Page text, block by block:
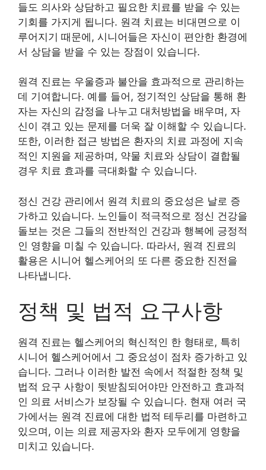
들도 의사와 상담하고 필요한 치료를 받을 수 있는
기회를 가지게 됩니다. 원격 치료는 비대면으로 이
루어지기 때문에, 시니어들은 자신이 편안한 환경에
서 상담을 받을 수 있는 장점이 있습니다.
원격 진료는 우울증과 불안을 효과적으로 관리하는
데 기여합니다. 예를 들어, 정기적인 상담을 통해 환
자는 자신의 감정을 나누고 대처방법을 배우며, 자
신이 겪고 있는 문제를 더욱 잘 이해할 수 있습니다.
또한, 이러한 접근 방법은 환자의 치료 과정에 지속
적인 지원을 제공하며, 약물 치료와 상담이 결합될
경우 치료 효과를 극대화할 수 있습니다.
정신 건강 관리에서 원격 치료의 중요성은 날로 증
가하고 있습니다. 노인들이 적극적으로 정신 건강을
돌보는 것은 그들의 전반적인 건강과 행복에 긍정적
인 영향을 미칠 수 있습니다. 따라서, 원격 진료의
활용은 시니어 헬스케어의 또 다른 중요한 진전을
나타냅니다.
정책 및 법적 요구사항
원격 진료는 헬스케어의 혁신적인 한 형태로, 특히
시니어 헬스케어에서 그 중요성이 점차 증가하고 있
습니다. 그러나 이러한 발전 속에서 적절한 정책 및
법적 요구 사항이 뒷받침되어야만 안전하고 효과적
인 의료 서비스가 보장될 수 있습니다. 현재 여러 국
가에서는 원격 진료에 대한 법적 테두리를 마련하고
있으며, 이는 의료 제공자와 환자 모두에게 영향을
미치고 있습니다.